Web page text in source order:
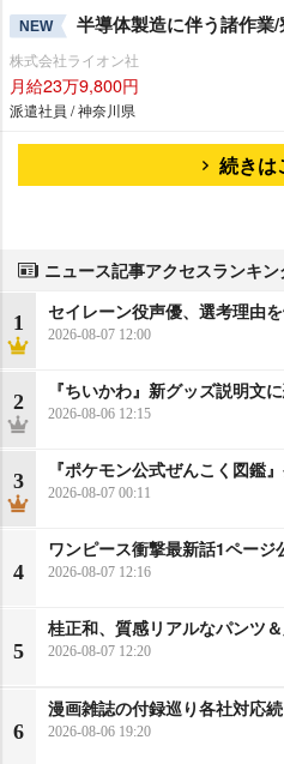
NEW 半導体製造に伴う諸作業
株式会社ライオン社
月給23万9,800円
派遣社員 / 神奈川県
続きは
ニュース記事アクセスランキン
1
セイレーン役声優、選考理由
2026-08-07 12:00
2
『ちいかわ』新グッズ説明文
2026-08-06 12:15
3
『ポケモン公式ぜんこく図鑑
2026-08-07 00:11
4
ワンピース衝撃最新話1ページ
2026-08-07 12:16
5
桂正和、質感リアルなパンツ
2026-08-07 12:20
6
漫画雑誌の付録巡り各社対応続
2026-08-06 19:20